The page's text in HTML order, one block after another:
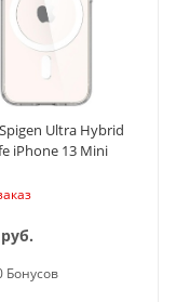
Ultra Hybrid
iPhone 13 Mini
Бонусов